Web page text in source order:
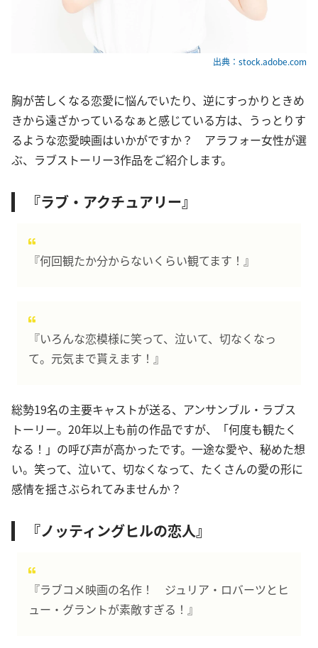
出典：stock.adobe.com
胸が苦しくなる恋愛に悩んでいたり、逆にすっかりときめ
きから遠ざかっているなぁと感じている方は、うっとりす
るような恋愛映画はいかがですか？ アラフォー女性が選
ぶ、ラブストーリー3作品をご紹介します。
『ラブ・アクチュアリー』
『何回観たか分からないくらい観てます！』
『いろんな恋模様に笑って、泣いて、切なくなっ
て。元気まで貰えます！』
総勢19名の主要キャストが送る、アンサンブル・ラブス
トーリー。20年以上も前の作品ですが、「何度も観たく
なる！」の呼び声が高かったです。一途な愛や、秘めた想
い。笑って、泣いて、切なくなって、たくさんの愛の形に
感情を揺さぶられてみませんか？
『ノッティングヒルの恋人』
『ラブコメ映画の名作！ ジュリア・ロバーツとヒ
ュー・グラントが素敵すぎる！』